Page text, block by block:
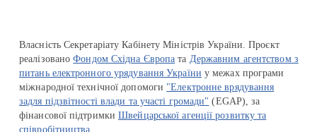
Власність Секретаріату Кабінету Міністрів України. Проєкт
реалізованоФондом Східна Європа та Державним агентством з
питань електронного урядування України у межах програми
міжнародної технічної допомоги "Електронне врядування
задля підзвітності влади та участі громади" (EGAP), за
фінансової підтримкиШвейцарської агенції розвитку та
співробітництва